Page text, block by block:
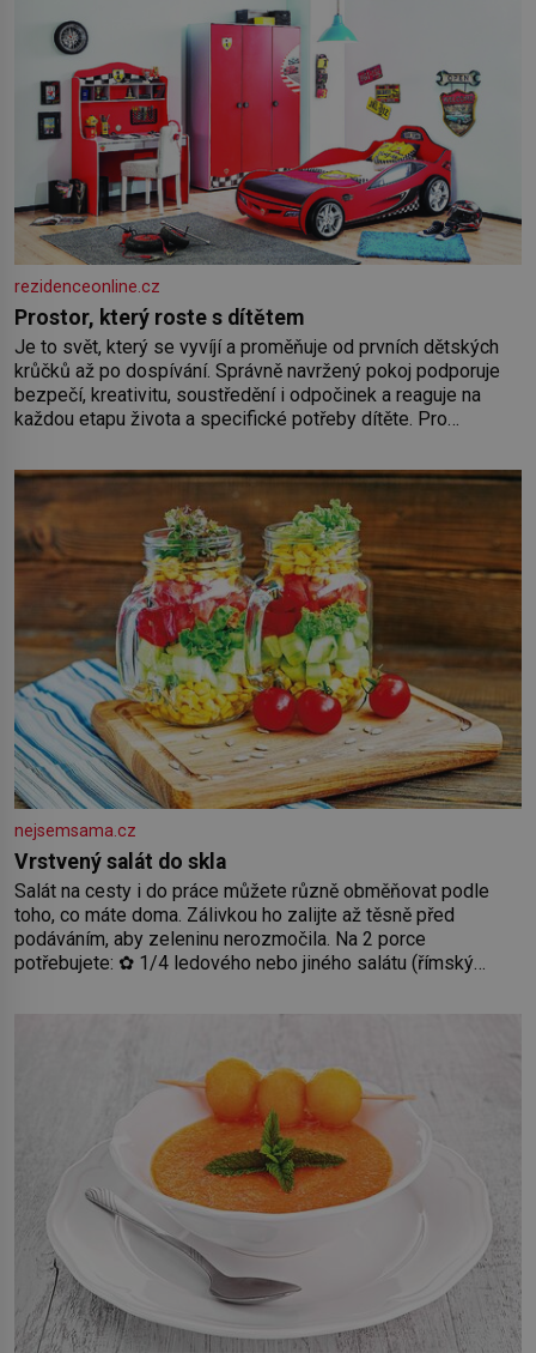
rezidenceonline.cz
Prostor, který roste s dítětem
Je to svět, který se vyvíjí a proměňuje od prvních dětských
krůčků až po dospívání. Správně navržený pokoj podporuje
bezpečí, kreativitu, soustředění i odpočinek a reaguje na
každou etapu života a specifické potřeby dítěte. Pro
by pokoj miminka měl působit především klidně a útulně.
nejsemsama.cz
Vrstvený salát do skla
Salát na cesty i do práce můžete různě obměňovat podle
toho, co máte doma. Zálivkou ho zalijte až těsně před
podáváním, aby zeleninu nerozmočila. Na 2 porce
potřebujete: ✿ 1/4 ledového nebo jiného salátu (římský
2 rajčata Zálivka: ✿ 4 lžíce olivového oleje ✿ 1 lžíci citronové